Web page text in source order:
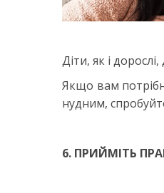
Діти, як і
Якщо вам
нудним,
6. ПРИЙМІТЬ